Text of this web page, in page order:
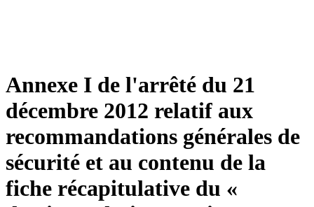
Annexe I de l'arrêté du 21
décembre 2012 relatif aux
recommandations générales de
sécurité et au contenu de la
fiche récapitulative du «